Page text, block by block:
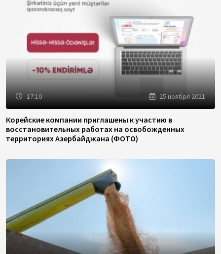
17:10 25 ноября 2021
Корейские компании приглашены к участию в
восстановительных работах на освобожденных
территориях Азербайджана (ФОТО)